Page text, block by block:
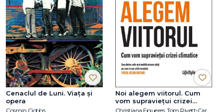
Cenaclul de Luni. Viața și
opera
Cosmin Ciotloș
Noi alegem viitorul. Cum
vom supraviețui crizei
climatice
Christiana Figueres, Tom Rivett‑Carnac